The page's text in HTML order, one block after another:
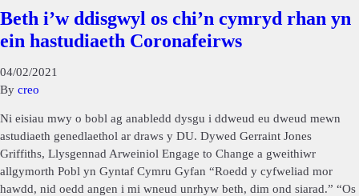
Beth i’w ddisgwyl os chi’n cymryd rhan yn
ein hastudiaeth Coronafeirws
04/02/2021
By creo
Ni eisiau mwy o bobl ag anabledd dysgu i ddweud eu dweud mewn
astudiaeth genedlaethol ar draws y DU. Dywed Gerraint Jones
Griffiths, Llysgennad Arweiniol Engage to Change a gweithiwr
allgymorth Pobl yn Gyntaf Cymru Gyfan “Roedd y cyfweliad mor
hawdd, nid oedd angen i mi wneud unrhyw beth, dim ond siarad.” “Os